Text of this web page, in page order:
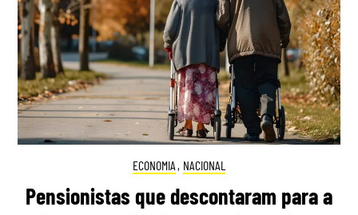
ECONOMIA , NACIONAL
Pensionistas que descontaram para a